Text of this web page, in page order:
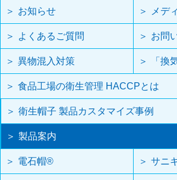
お知らせ メデ
よくあるご質問 お問
異物混入対策 「換
食品工場の衛生管理 HACCPとは
衛生帽子 製品カスタマイズ事例
製品案内
電石帽® サニ